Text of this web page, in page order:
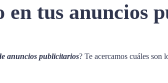
en tus anuncios
anuncios publicitarios? Te acercamos cuáles son